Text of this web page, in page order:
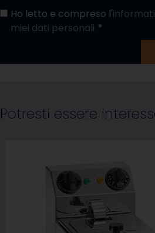
Ho letto e compreso l'
miei dati personali
Potresti essere